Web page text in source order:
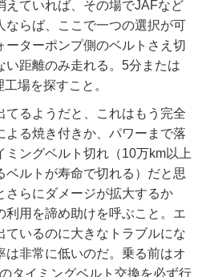
えていれば、その場でJAFなど
ならば、ここで一つの選択が可
ーターポンプ側のベルトさえ切
い距離のみ走れる。5分または
場を探すこと。
てるようだと、これはもう完全
よる焼き付きか、パワーまで落
ミングベルト切れ（10万km以上
ベルトが寿命で切れる）だと思
さらにダメージが拡大するか
利用を諦め助けを呼ぶこと。エ
ているのに大きなトラブルにな
は非常に低いのだ。乗る前はオ
タイミングベルト交換を必ず行